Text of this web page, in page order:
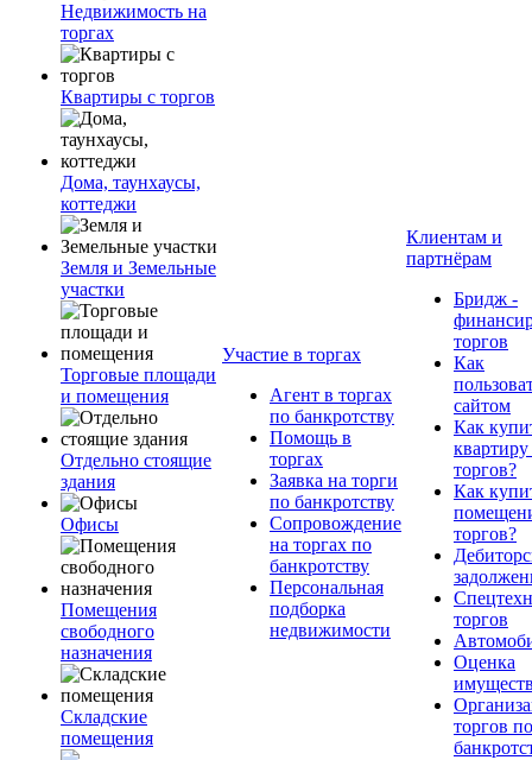
Недвижимость на
торгах
Квартиры с торгов
Дома, таунхаусы,
коттеджи
Земля и Земельные
участки
Торговые площади
и помещения
Отдельно стоящие
здания
Офисы
Помещения
свободного
назначения
Складские
помещения
Участие в торгах
Агент в торгах
по банкротству
Помощь в
торгах
Заявка на торги
по банкротству
Сопровождение
на торгах по
банкротству
Персональная
подборка
недвижимости
Клиентам и
партнёрам
Бридж -
торгов
Как
сайтом
Как
квартиру
торгов?
Как
торгов?
торгов
Оценка
торгов по